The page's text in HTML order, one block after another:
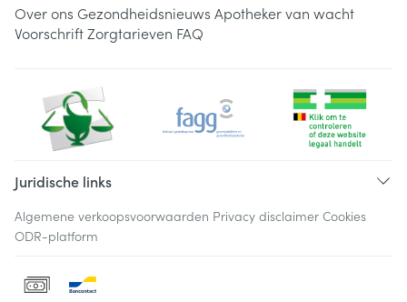
Over ons Gezondheidsnieuws Apotheker van wacht
VoorschriftZorgtarieven FAQ
Juridische links
Algemene verkoopsvoorwaarden Privacy disclaimer Cookies
ODR-platform